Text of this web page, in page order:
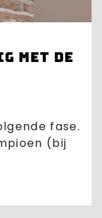
met de
fase.
(bij